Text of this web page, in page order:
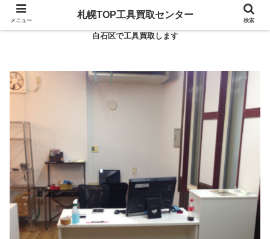
白石区で工具買取します
メニュー
札幌TOP工具買取センター
検索